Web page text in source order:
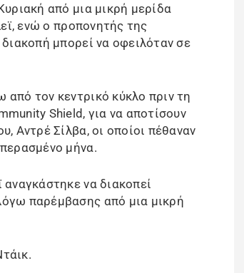
από μια μικρή μερίδα
ενώ ο προπονητής της
διακοπή μπορεί να οφειλόταν σε
τον κεντρικό κύκλο πριν τη
Shield, για να αποτίσουν
Αντρέ Σίλβα, οι οποίοι πέθαναν
μήνα.
να διακοπεί
παρέμβασης από μια μικρή